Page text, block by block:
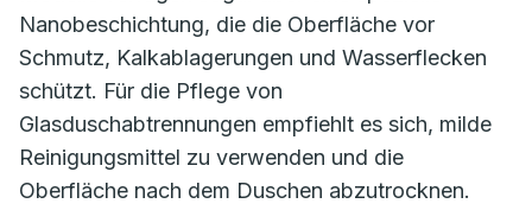
Nanobeschichtung, die die Oberfläche vor
Schmutz, Kalkablagerungen und Wasserflecken
schützt. Für die Pflege von
Glasduschabtrennungen empfiehlt es sich, milde
Reinigungsmittel zu verwenden und die
Oberfläche nach dem Duschen abzutrocknen.